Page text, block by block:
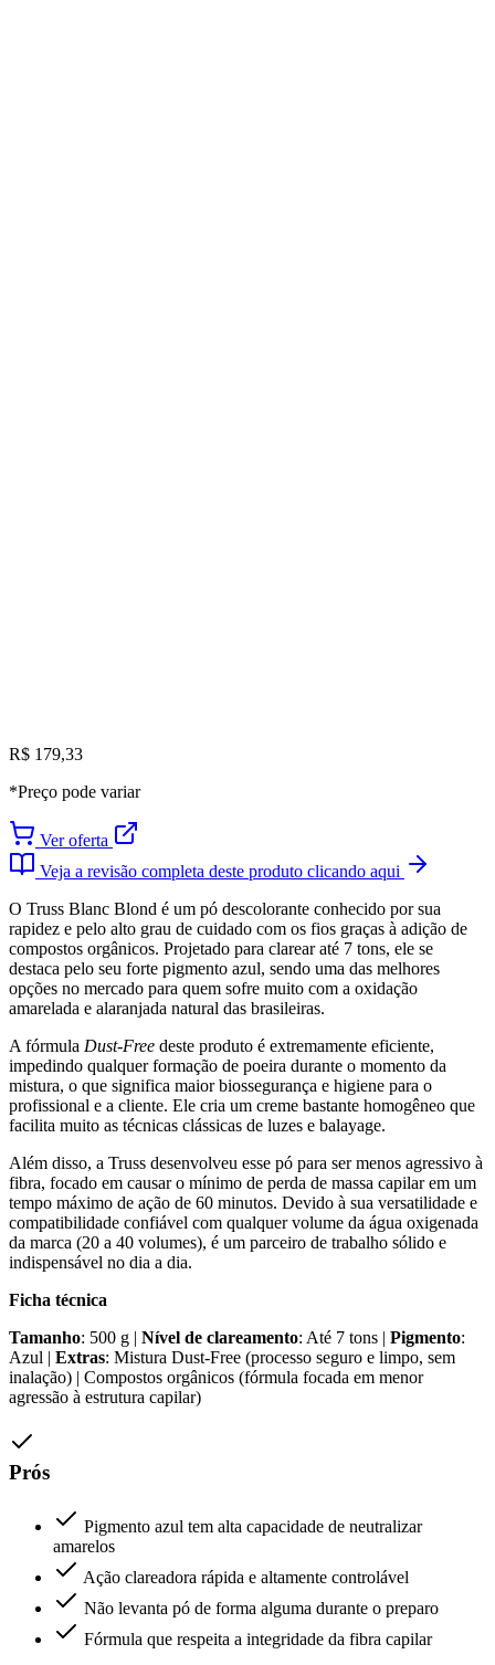
R$ 179,33
*Preço pode variar
Ver oferta
Veja a revisão completa deste produto clicando aqui
O Truss Blanc Blond é um pó descolorante conhecido por sua
rapidez e pelo alto grau de cuidado com os fios graças à adição de
compostos orgânicos. Projetado para clarear até 7 tons, ele se
destaca pelo seu forte pigmento azul, sendo uma das melhores
opções no mercado para quem sofre muito com a oxidação
amarelada e alaranjada natural das brasileiras.
A fórmula Dust-Free deste produto é extremamente eficiente,
impedindo qualquer formação de poeira durante o momento da
mistura, o que significa maior biossegurança e higiene para o
profissional e a cliente. Ele cria um creme bastante homogêneo que
facilita muito as técnicas clássicas de luzes e balayage.
Além disso, a Truss desenvolveu esse pó para ser menos agressivo à
fibra, focado em causar o mínimo de perda de massa capilar em um
tempo máximo de ação de 60 minutos. Devido à sua versatilidade e
compatibilidade confiável com qualquer volume da água oxigenada
da marca (20 a 40 volumes), é um parceiro de trabalho sólido e
indispensável no dia a dia.
Ficha técnica
Tamanho: 500 g | Nível de clareamento: Até 7 tons | Pigmento:
Azul | Extras: Mistura Dust-Free (processo seguro e limpo, sem
inalação) | Compostos orgânicos (fórmula focada em menor
agressão à estrutura capilar)
Prós
Pigmento azul tem alta capacidade de neutralizar
amarelos
Ação clareadora rápida e altamente controlável
Não levanta pó de forma alguma durante o preparo
Fórmula que respeita a integridade da fibra capilar